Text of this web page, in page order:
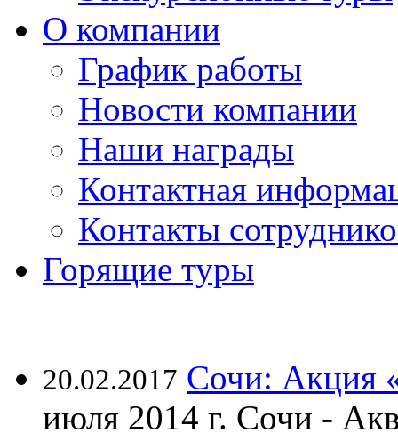
О компании
График работы
Новости компании
Наши награды
Контактная
Контакты
Горящие туры
20.02.2017 Сочи: Акция
июля 2014 г. Сочи -